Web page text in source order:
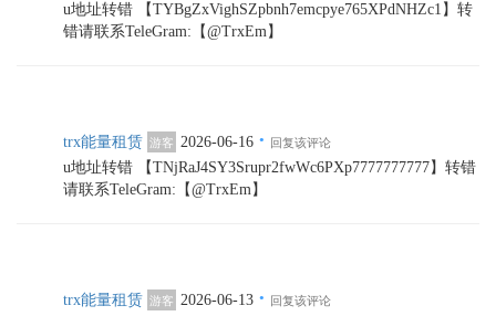
u地址转错 【TYBgZxVighSZpbnh7emcpye765XPdNHZc1】转
错请联系TeleGram:【@TrxEm】
trx能量租赁 游客 2026-06-16 · 回复该评论
u地址转错 【TNjRaJ4SY3Srupr2fwWc6PXp7777777777】转错
请联系TeleGram:【@TrxEm】
trx能量租赁 游客 2026-06-13 · 回复该评论